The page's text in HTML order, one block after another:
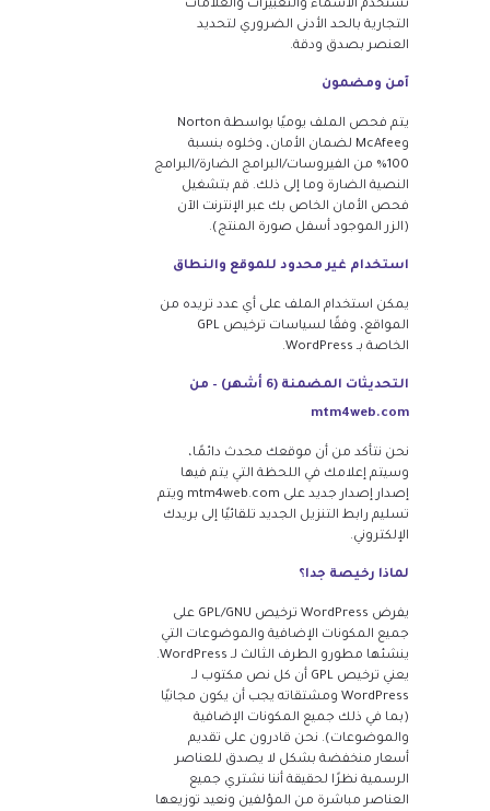
تُستخدم الأسماء والتعبيرات والعلامات
التجارية بالحد الأدنى الضروري لتحديد
العنصر بصدق ودقة.
آمن ومضمون
يتم فحص الملف يوميًا بواسطة Norton
وMcAfee لضمان الأمان، وخلوه بنسبة
100% من الفيروسات/البرامج الضارة/البرامج
النصية الضارة وما إلى ذلك. قم بتشغيل
فحص الأمان الخاص بك عبر الإنترنت الآن
(الزر الموجود أسفل صورة المنتج).
استخدام غير محدود للموقع والنطاق
يمكن استخدام الملف على أي عدد تريده من
المواقع، وفقًا لسياسات ترخيص GPL
الخاصة بـ WordPress.
التحديثات المضمنة (6 أشهر) – من
mtm4web.com
نحن نتأكد من أن موقعك محدث دائمًا،
وسيتم إعلامك في اللحظة التي يتم فيها
إصدار إصدار جديد على mtm4web.com ويتم
تسليم رابط التنزيل الجديد تلقائيًا إلى بريدك
الإلكتروني.
لماذا رخيصة جدا؟
يفرض WordPress ترخيص GPL/GNU على
جميع المكونات الإضافية والموضوعات التي
ينشئها مطورو الطرف الثالث لـ WordPress.
يعني ترخيص GPL أن كل نص مكتوب لـ
WordPress ومشتقاته يجب أن يكون مجانيًا
(بما في ذلك جميع المكونات الإضافية
والموضوعات). نحن قادرون على تقديم
أسعار منخفضة بشكل لا يصدق للعناصر
الرسمية نظرًا لحقيقة أننا نشتري جميع
العناصر مباشرة من المؤلفين ونعيد توزيعها